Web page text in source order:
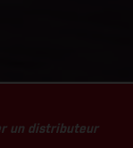
un distributeur